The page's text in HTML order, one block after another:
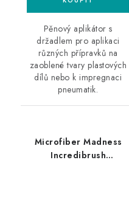
Pěnový aplikátor s
držadlem pro aplikaci
různých přípravků na
zaoblené tvary plastových
dílů nebo k impregnaci
pneumatik.
Microfiber Madness
Incredibrush